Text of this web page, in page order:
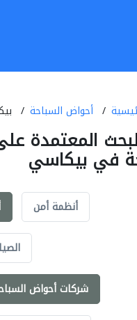
أحواض السباحة
المعتمدة
في بيكاسي
أنظمة أمن
شركات أحواض